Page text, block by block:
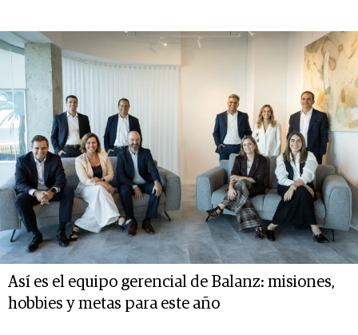
Así es el equipo gerencial de Balanz: misiones,
hobbies y metas para este año